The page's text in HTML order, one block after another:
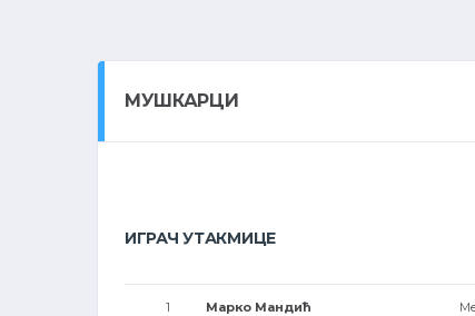
МУШКАРЦИ
ИГРАЧ УТАКМИЦЕ
1 Марко Мандић